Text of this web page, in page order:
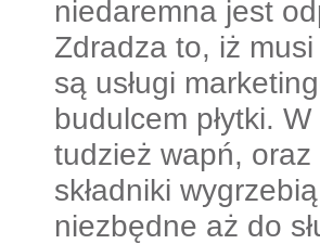
niedaremna jest
Zdradza to, iż
są usługi
budulcem płytki.
tudzież wapń,
składniki
niezbędne aż do